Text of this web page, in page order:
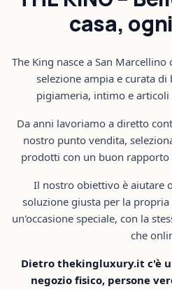
casa,
The King nasce a San
selezione ampia e curata di
pigiameria, intimo e
Da anni lavoriamo a diretto
nostro punto vendita,
prodotti con un buon rapporto
Il nostro obiettivo è aiutare
soluzione giusta per la
un'occasione speciale, con la
che
Dietro thekingluxury.it c'è
negozio fisico, persone